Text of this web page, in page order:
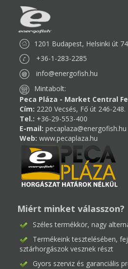
1201 Budapest, Helsinki út
+36-1-283-2285
info@energofish.hu
Mintabolt:
Peca Pláza - Market Central
Cím: 2220 Vecsés, Fő út 246-248.
Tel.: +36-29-553-400
E-mail: pecaplaza@energofish.hu
Web: www.pecaplaza.hu
Miért minket válasszon?
Széles termékkör, nagy
Termékeink tesztelésében,
sztárhorgászok vesznek részt
Gyors szerviz és garanciális